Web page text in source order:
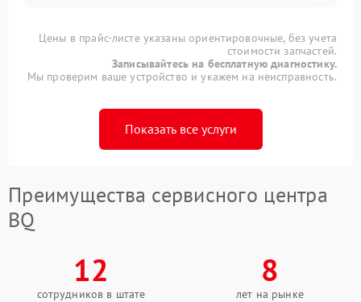
Цены в прайс-листе указаны ориентировочные, без учета
стоимости запчастей.
Записывайтесь на бесплатную диагностику.
Мы проверим ваше устройство и укажем на неисправность.
Показать все услуги
Преимущества сервисного центра
BQ
12
сотрудников в штате
8
лет на рынке